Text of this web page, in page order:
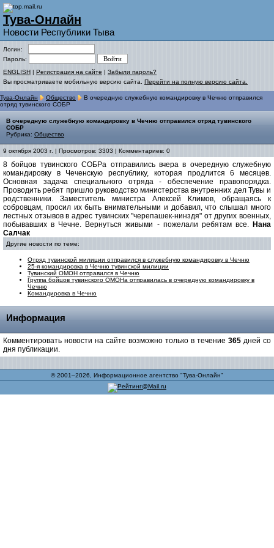
Тува-Онлайн
Новости Республики Тыва
Логин:
Пароль:
ENGLISH | Регистрация на сайте | Забыли пароль?
Вы просматриваете мобильную версию сайта. Перейти на полную версию сайта.
Тува-Онлайн Общество
В очередную служебную командировку в Чечню отправился
отряд тувинского СОБР
В очередную служебную командировку в Чечню отправился отряд тувинского
СОБР
Рубрика: Общество
9 октября 2003 г. | Просмотров: 3303 | Комментариев: 0
8 бойцов тувинского СОБРа отправились вчера в очередную служебную
командировку в Чеченскую республику, которая продлится 6 месяцев.
Основная задача специального отряда - обеспечение правопорядка.
Проводить ребят пришло руководство министерства внутренних дел Тувы и
родственники. Заместитель министра Алексей Климов, обращаясь к
собровцам, просил их быть внимательными и добавил, что слышал много
лестных отзывов в адрес тувинских "черепашек-нинздя" от других военных,
побывавших в Чечне. Вернуться живыми - пожелали ребятам все. Нана
Салчак
Другие новости по теме:
Отряд тувинской милиции отправился в служебную командировку в Чечню
25-я командировка в Чечню тувинской милиции
Тувинский ОМОН отправился в Чечню
Группа бойцов тувинского ОМОНа отправилась в очередную командировку в
Чечню
Командировка в Чечню
Информация
Комментировать новости на сайте возможно только в течение 365 дней со
дня публикации.
© 2001–2026, Информационное агентство "Тува-Онлайн"